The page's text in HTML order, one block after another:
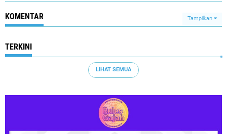
KOMENTAR Tampilkan
TERKINI
LIHAT SEMUA